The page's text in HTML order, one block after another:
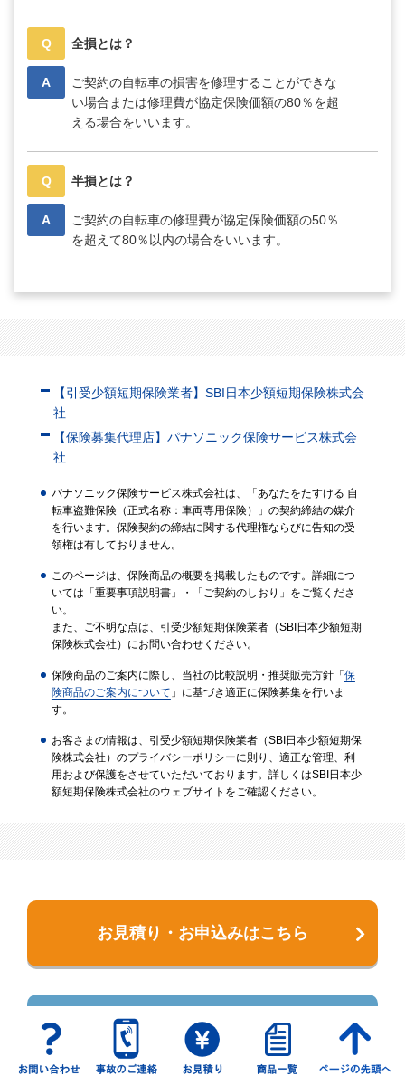
Q 全損とは？
A
ご契約の自転車の損害を修理することができな
い場合または修理費が協定保険価額の80％を超
える場合をいいます。
Q 半損とは？
A
ご契約の自転車の修理費が協定保険価額の50％
を超えて80％以内の場合をいいます。
【引受少額短期保険業者】SBI日本少額短期保険株式会
社
【保険募集代理店】パナソニック保険サービス株式会
社
パナソニック保険サービス株式会社は、「あなたをたすける 自
転車盗難保険（正式名称：車両専用保険）」の契約締結の媒介
を行います。保険契約の締結に関する代理権ならびに告知の受
領権は有しておりません。
このページは、保険商品の概要を掲載したものです。詳細につ
いては「重要事項説明書」・「ご契約のしおり」をご覧くださ
い。
また、ご不明な点は、引受少額短期保険業者（SBI日本少額短期
保険株式会社）にお問い合わせください。
保険商品のご案内に際し、当社の比較説明・推奨販売方針「 保
険商品のご案内について 」に基づき適正に保険募集を行いま
す。
お客さまの情報は、引受少額短期保険業者（SBI日本少額短期保
険株式会社）のプライバシーポリシーに則り、適正な管理、利
用および保護をさせていただいております。詳しくはSBI日本少
額短期保険株式会社のウェブサイトをご確認ください。
お見積り・お申込みはこちら
お問い合わせフォーム